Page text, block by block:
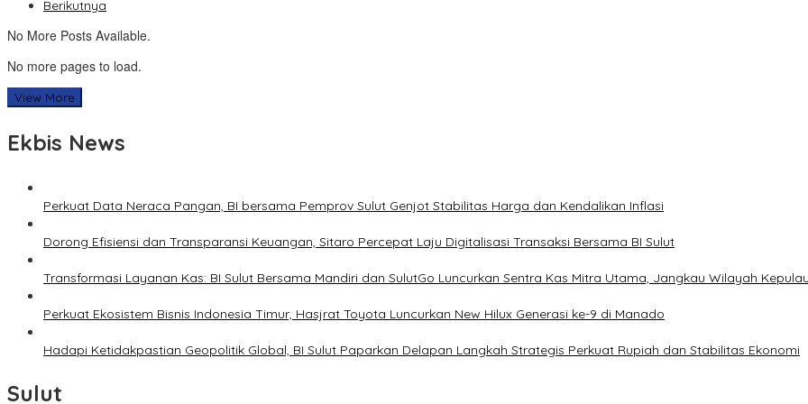
Berikutnya
No More Posts Available.
No more pages to load.
View More
Ekbis News
Perkuat Data Neraca Pangan, BI bersama Pemprov Sulut Genjot Stabilitas Harga dan Kendalikan Inflasi
Dorong Efisiensi dan Transparansi Keuangan, Sitaro Percepat Laju Digitalisasi Transaksi Bersama BI Sulut
Transformasi Layanan Kas: BI Sulut Bersama Mandiri dan SulutGo Luncurkan Sentra Kas Mitra Utama, Jangkau Wilayah
Perkuat Ekosistem Bisnis Indonesia Timur, Hasjrat Toyota Luncurkan New Hilux Generasi ke-9 di Manado
Hadapi Ketidakpastian Geopolitik Global, BI Sulut Paparkan Delapan Langkah Strategis Perkuat Rupiah dan Stabilitas Ekonomi
Sulut